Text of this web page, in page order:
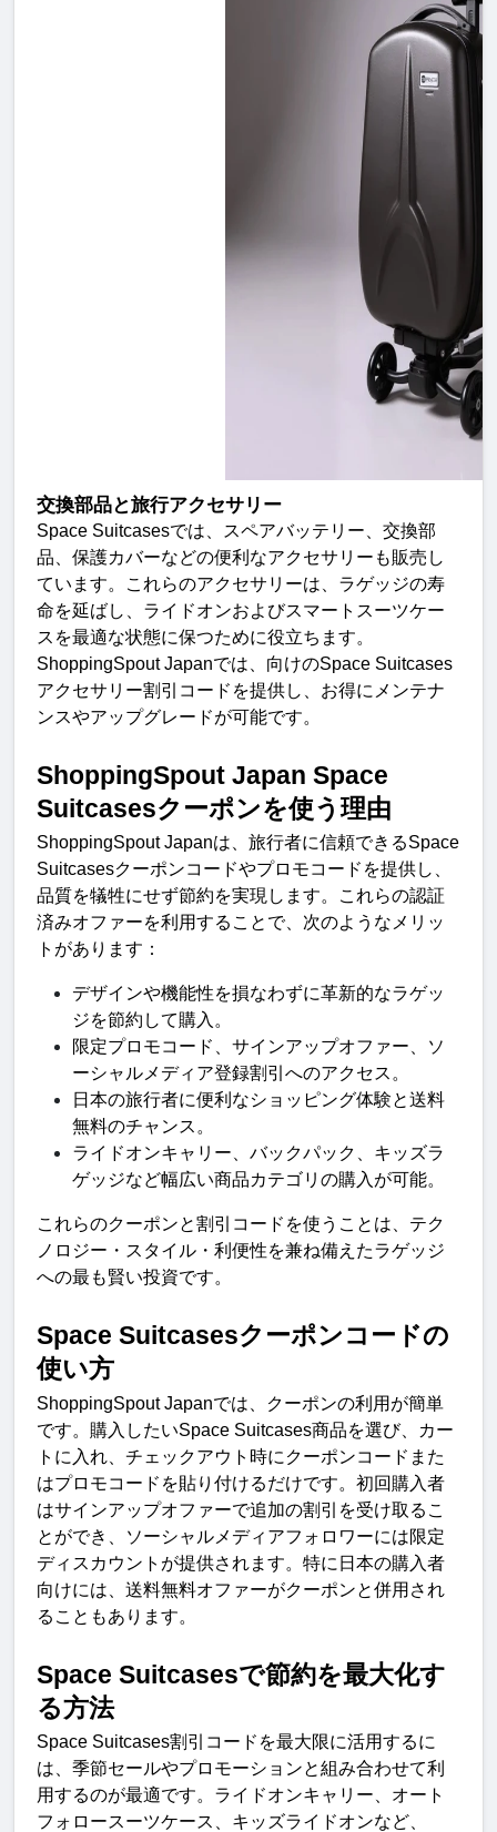
交換部品と旅行アクセサリー
Space Suitcasesでは、スペアバッテリー、交換部
品、保護カバーなどの便利なアクセサリーも販売し
ています。これらのアクセサリーは、ラゲッジの寿
命を延ばし、ライドオンおよびスマートスーツケー
スを最適な状態に保つために役立ちます。
ShoppingSpout Japanでは、 向けのSpace Suitcases
アクセサリー割引コードを提供し、お得にメンテナ
ンスやアップグレードが可能です。
ShoppingSpout Japan Space
Suitcasesクーポンを使う理由
ShoppingSpout Japanは、旅行者に信頼できるSpace
Suitcasesクーポンコードやプロモコードを提供し、
品質を犠牲にせず節約を実現します。これらの認証
済みオファーを利用することで、次のようなメリッ
トがあります ：
デザインや機能性を損なわずに革新的なラゲッ
ジを節約して購入 。
限定プロモコード、サインアップオファー、ソ
ーシャルメディア登録割引へのアクセス 。
日本の旅行者に便利なショッピング体験と送料
無料のチャンス 。
ライドオンキャリー、バックパック、キッズラ
ゲッジなど幅広い商品カテゴリの購入が可能。
これらのクーポンと割引コードを使うことは、テク
ノロジー・スタイル・利便性を兼ね備えたラゲッジ
への最も賢い投資です。
Space Suitcasesクーポンコードの
使い方
ShoppingSpout Japanでは、クーポンの利用が簡単
です。購入したいSpace Suitcases商品を選び、カー
トに入れ、チェックアウト時にクーポンコードまた
はプロモコードを貼り付けるだけです。初回購入者
はサインアップオファーで追加の割引を受け取るこ
とができ、ソーシャルメディアフォロワーには限定
ディスカウントが提供されます。特に日本の購入者
向けには、送料無料オファーがクーポンと併用され
ることもあります。
Space Suitcasesで節約を最大化す
る方法
Space Suitcases割引コードを最大限に活用するに
は、季節セールやプロモーションと組み合わせて利
用するのが最適です。ライドオンキャリー、オート
フォロースーツケース、キッズライドオンなど、